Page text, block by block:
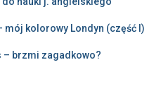
mój kolorowy Londyn (część I)
– brzmi zagadkowo?